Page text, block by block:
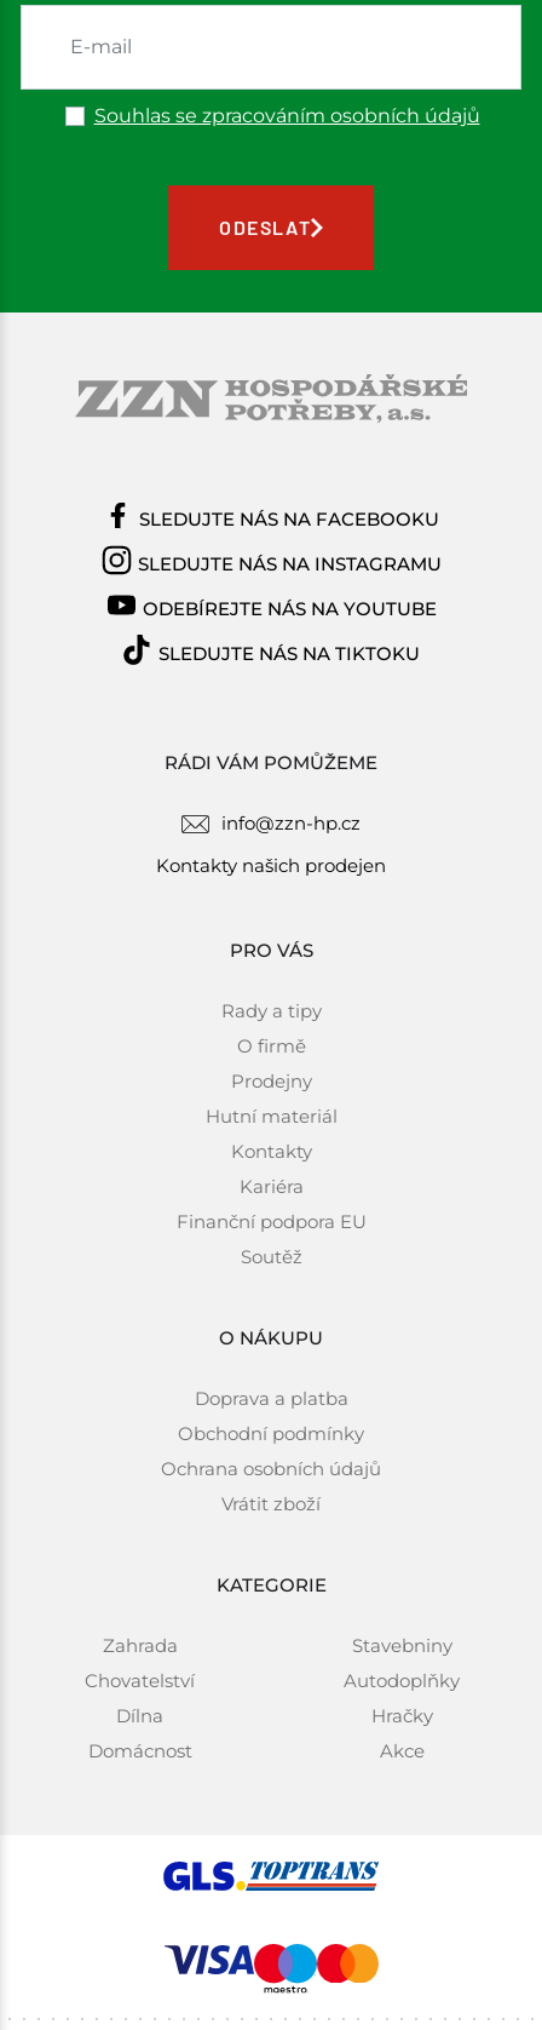
Souhlas se zpracováním osobních údajů
ODESLAT
RÁDI VÁM POMŮŽEME
info@zzn-hp.cz
Kontakty našich prodejen
PRO VÁS
Rady a tipy
O firmě
Prodejny
Hutní materiál
Kontakty
Kariéra
Finanční podpora EU
Soutěž
O NÁKUPU
Doprava a platba
Obchodní podmínky
Ochrana osobních údajů
Vrátit zboží
KATEGORIE
Zahrada
Chovatelství
Dílna
Domácnost
Stavebniny
Autodoplňky
Hračky
Akce
SLEDUJTE NÁS NA FACEBOOKU
SLEDUJTE NÁS NA INSTAGRAMU
ODEBÍREJTE NÁS NA YOUTUBE
SLEDUJTE NÁS NA TIKTOKU